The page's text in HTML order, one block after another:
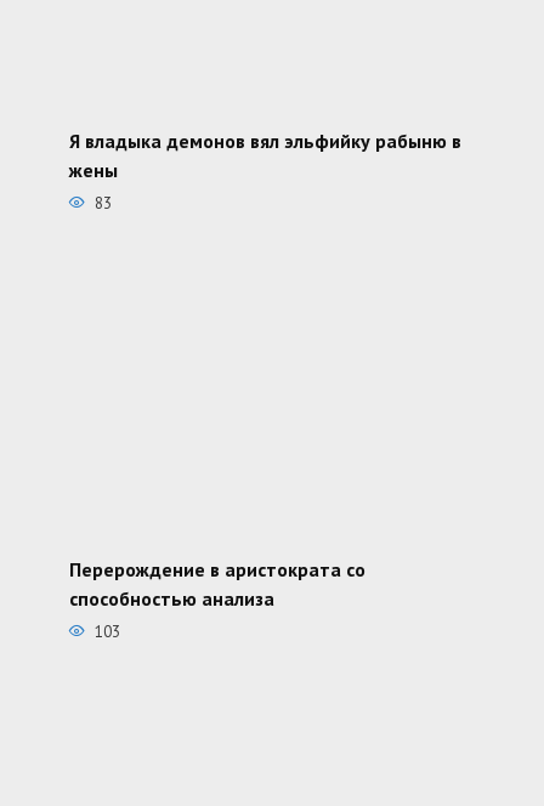
Я владыка демонов вял эльфийку рабыню в
жены
83
Перерождение в аристократа со
способностью анализа
103